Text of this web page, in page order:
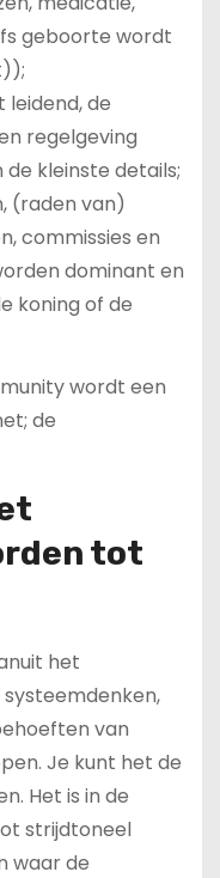
geboorte wordt
leidend, de
regelgeving
kleinste details;
(raden van)
commissies en
dominant en
koning of de
wordt een
de
tot
het
van
Je kunt het de
Het is in de
strijdtoneel
waar de